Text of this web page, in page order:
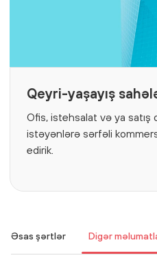
Qeyri-yaşayış
Ofis, istehsalat və ya satış
istəyənlərə sərfəli
edirik.
Əsas şərtlər Digər